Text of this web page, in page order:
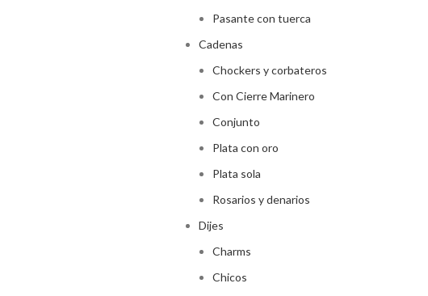
Pasante con tuerca
Cadenas
Chockers y corbateros
Con Cierre Marinero
Conjunto
Plata con oro
Plata sola
Rosarios y denarios
Dijes
Charms
Chicos